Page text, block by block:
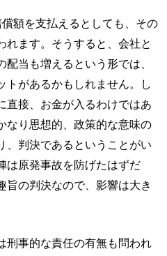
額を支払えるとしても、その
れます。そうすると、会社と
当も増えるという形では、
トがあるかもしれません。し
直接、お金が入るわけではあ
なり思想的、政策的な意味の
、判決であるということがい
は原発事故を防げたはずだ
旨の判決なので、影響は大き
刑事的な責任の有無も問われ